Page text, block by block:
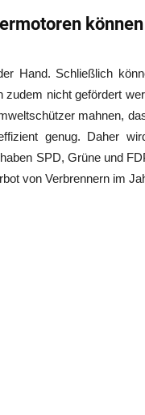
Hand. Schließlich
nicht gefördert
mahnen,
genug. Daher
SPD, Grüne und
von Verbrennern im